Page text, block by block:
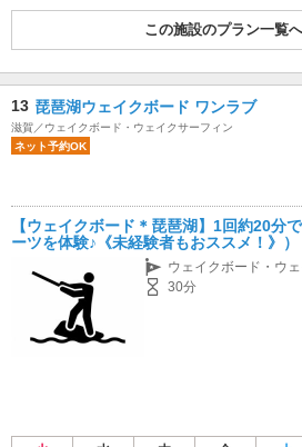
この施設のプラン一覧へ
13 琵琶湖ウェイクボード ワンラブ
滋賀／ウェイクボード・ウェイクサーフィン
ネット予約OK
【ウェイクボード＊琵琶湖】1回約20分
ーツを体験♪《未経験者もおススメ！》）
ウェイクボード・ウ
30分